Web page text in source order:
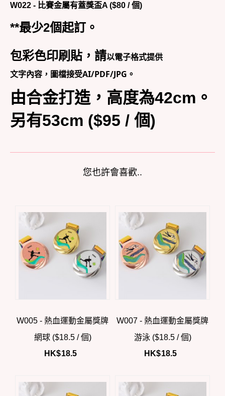
W022 - 比賽金屬有蓋獎盃A ($80 / 個)
**最少2個起訂。
包彩色印刷貼，請以電子格式提供
文字內容，圖檔接受AI/PDF/JPG。
由合金打造，高度為42cm。
另有53cm ($95 / 個)
您也許會喜歡..
W005 - 熱血運動金屬獎牌
網球 ($18.5 / 個)
HK$18.5
W007 - 熱血運動金屬獎牌
游泳 ($18.5 / 個)
HK$18.5